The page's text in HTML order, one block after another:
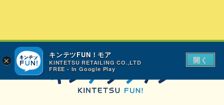
×
キンテツFUN！モア
KINTETSU RETAILING CO.,LTD
FREE - In Google Play
開く